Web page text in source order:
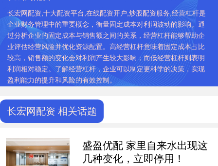
长宏网配资,十大配资平台,在线配资开户,炒股配资服务,经营杠杆是
企业财务管理中的重要概念，衡量固定成本对利润波动的影响。通
过分析企业的固定成本与销售额之间的关系，经营杠杆能够帮助企
业评估经营风险并优化资源配置。高经营杠杆意味着固定成本占比
较高，销售额的变化会对利润产生较大影响；而低经营杠杆则表明
利润相对稳定。了解经营杠杆，企业可以制定更科学的决策，实现
盈利能力的提升和风险的有效控制。
长宏网配资 相关话题
盛盈优配 家里自来水出现这
几种变化，立即停用！